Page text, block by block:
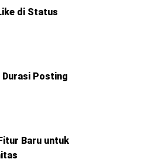
di Status
Posting
Baru untuk